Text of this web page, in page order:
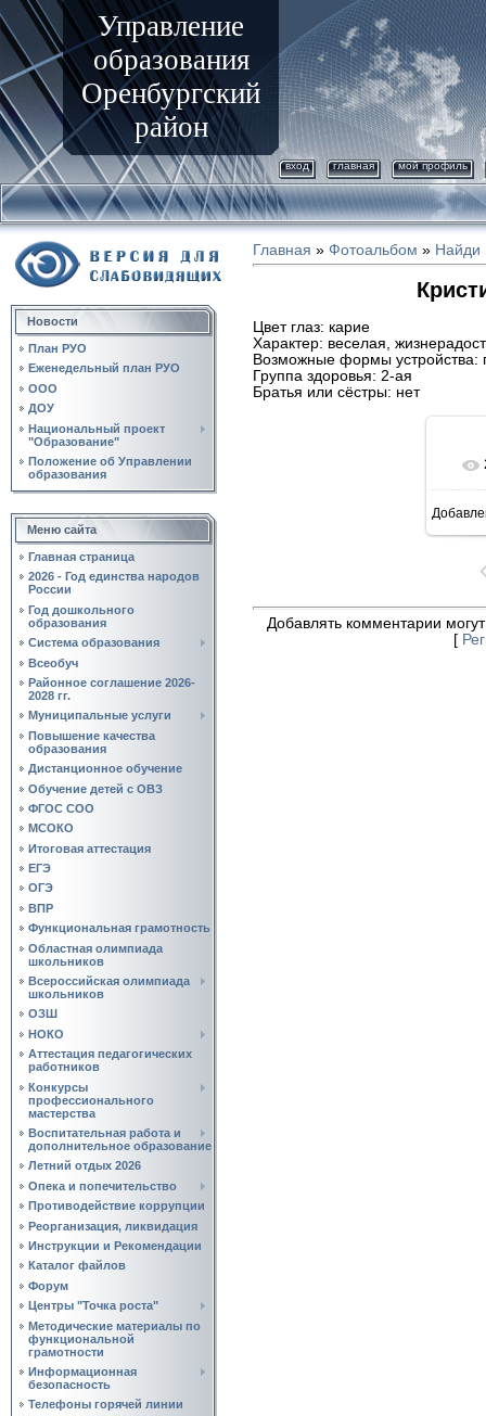
Управление
образования
Оренбургский
район
вход главная мой профиль
Новости
План РУО
Еженедельный план РУО
ООО
ДОУ
Национальный проект
"Образование"
Положение об Управлении
образования
Меню сайта
Главная страница
2026 - Год единства народов
России
Год дошкольного
образования
Система образования
Всеобуч
Районное соглашение 2026-
2028 гг.
Муниципальные услуги
Повышение качества
образования
Дистанционное обучение
Обучение детей с ОВЗ
ФГОС СОО
МСОКО
Итоговая аттестация
ЕГЭ
ОГЭ
ВПР
Функциональная грамотность
Областная олимпиада
школьников
Всероссийская олимпиада
школьников
ОЗШ
НОКО
Аттестация педагогических
работников
Конкурсы
профессионального
мастерства
Воспитательная работа и
дополнительное образование
Летний отдых 2026
Опека и попечительство
Противодействие коррупции
Реорганизация, ликвидация
Инструкции и Рекомендации
Каталог файлов
Форум
Центры "Точка роста"
Методические материалы по
функциональной
грамотности
Информационная
безопасность
Телефоны горячей линии
Главная » Фотоальбом »
Цвет глаз: карие
Характер: веселая,
Возможные формы устройства:
Группа здоровья: 2-ая
Братья или сёстры: нет
Добавлять комментарии
[